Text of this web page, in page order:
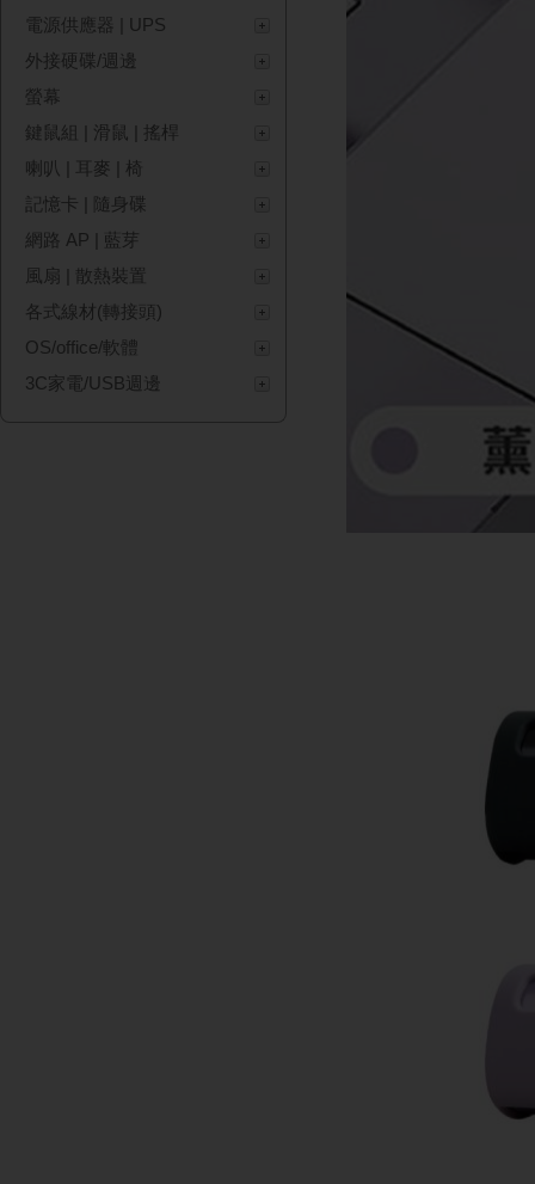
電源供應器 | UPS
外接硬碟/週邊
螢幕
鍵鼠組 | 滑鼠 | 搖桿
喇叭 | 耳麥 | 椅
記憶卡 | 隨身碟
網路 AP | 藍芽
風扇 | 散熱裝置
各式線材(轉接頭)
OS/office/軟體
3C家電/USB週邊